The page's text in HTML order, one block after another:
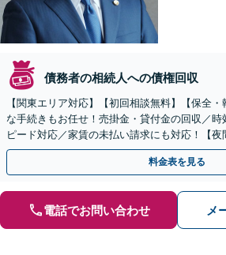
債務者の相続人への債権回収
【関東エリア対応】【初回相談無料】【保全
な手続きもお任せ！売掛金・貸付金の回収／時
ピード対応／家賃の未払い請求にも対応！【
全個室】
料金表を見る
電話でお問い合わせ メ